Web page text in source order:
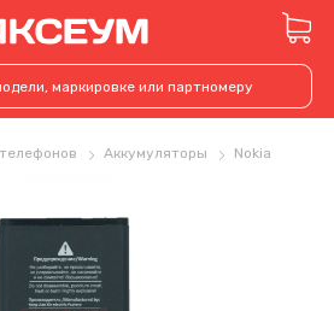
Аккумуляторы Nokia